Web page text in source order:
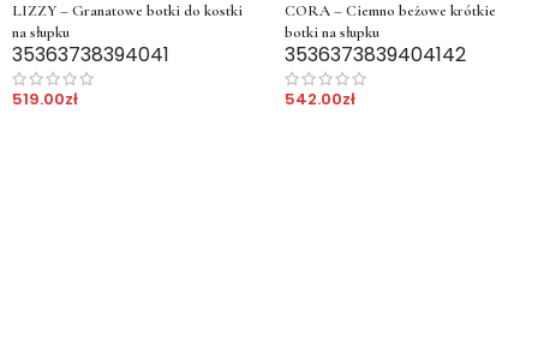
LIZZY – Granatowe botki do kostki
na słupku
35363738394041
519.00zł
CORA – Ciemno beżowe krótkie
botki na słupku
3536373839404142
542.00zł